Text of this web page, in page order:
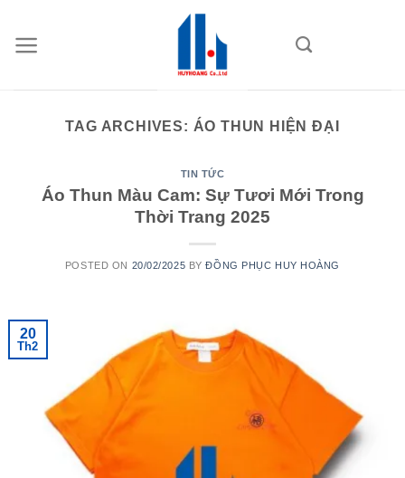
content
TAG ARCHIVES: ÁO THUN HIỆN ĐẠI
TIN TỨC
Áo Thun Màu Cam: Sự Tươi Mới Trong
Thời Trang 2025
POSTED ON 20/02/2025 BYĐỒNG PHỤC HUY HOÀNG
20
Th2